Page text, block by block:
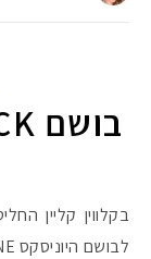
בקלווין קליין החליטו להפריד כוחות, ואת הגרסא החדשה שלהם